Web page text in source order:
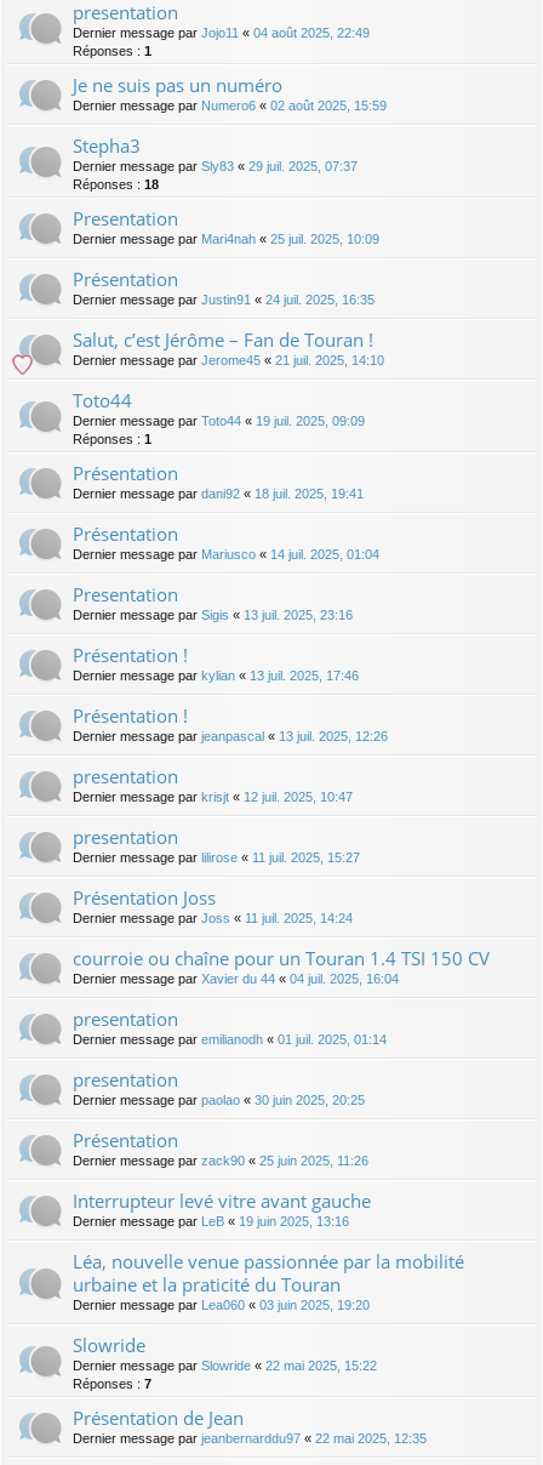
presentation
Dernier message par Jojo11 « 04 août 2025, 22:49
Réponses : 1
Je ne suis pas un numéro
Dernier message par Numero6 « 02 août 2025, 15:59
Stepha3
Dernier message par Sly83 « 29 juil. 2025, 07:37
Réponses : 18
Presentation
Dernier message par Mari4nah « 25 juil. 2025, 10:09
Présentation
Dernier message par Justin91 « 24 juil. 2025, 16:35
Salut, c’est Jérôme – Fan de Touran !
Dernier message par Jerome45 « 21 juil. 2025, 14:10
Toto44
Dernier message par Toto44 « 19 juil. 2025, 09:09
Réponses : 1
Présentation
Dernier message par dani92 « 18 juil. 2025, 19:41
Présentation
Dernier message par Mariusco « 14 juil. 2025, 01:04
Presentation
Dernier message par Sigis « 13 juil. 2025, 23:16
Présentation !
Dernier message par kylian « 13 juil. 2025, 17:46
Présentation !
Dernier message par jeanpascal « 13 juil. 2025, 12:26
presentation
Dernier message par krisjt « 12 juil. 2025, 10:47
presentation
Dernier message par lilirose « 11 juil. 2025, 15:27
Présentation Joss
Dernier message par Joss « 11 juil. 2025, 14:24
courroie ou chaîne pour un Touran 1.4 TSI 150 CV
Dernier message par Xavier du 44 « 04 juil. 2025, 16:04
presentation
Dernier message par emilianodh « 01 juil. 2025, 01:14
presentation
Dernier message par paolao « 30 juin 2025, 20:25
Présentation
Dernier message par zack90 « 25 juin 2025, 11:26
Interrupteur levé vitre avant gauche
Dernier message par LeB « 19 juin 2025, 13:16
Léa, nouvelle venue passionnée par la mobilité
urbaine et la praticité du Touran
Dernier message par Lea060 « 03 juin 2025, 19:20
Slowride
Dernier message par Slowride « 22 mai 2025, 15:22
Réponses : 7
Présentation de Jean
Dernier message par jeanbernarddu97 « 22 mai 2025, 12:35